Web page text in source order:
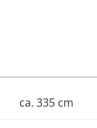
ca. 335 cm